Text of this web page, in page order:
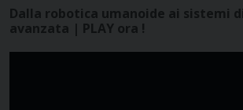
Dalla robotica umanoide ai sistemi
avanzata | PLAY ora !